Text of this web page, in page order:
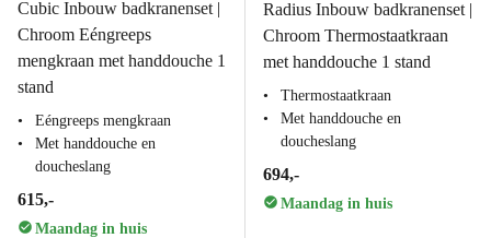
Cubic Inbouw badkranenset |
Chroom Eéngreeps
mengkraan met handdouche 1
stand
Eéngreeps mengkraan
Met handdouche en
doucheslang
615,-
Maandag in huis
Radius Inbouw badkranenset |
Chroom Thermostaatkraan
met handdouche 1 stand
Thermostaatkraan
Met handdouche en
doucheslang
694,-
Maandag in huis